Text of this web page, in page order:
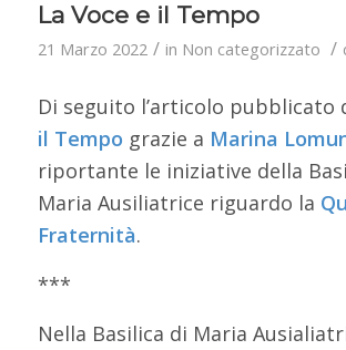
La Voce e il Tempo
21 Marzo 2022 / in Non categorizzato /
Di seguito l’articolo pubblicato
il Tempo grazie a Marina
riportante le iniziative della
Maria Ausiliatrice riguardo la
Fraternità.
***
Nella Basilica di Maria